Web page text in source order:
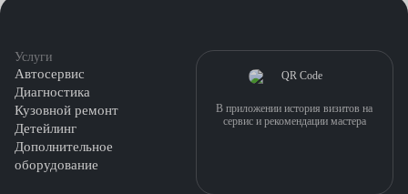
Услуги
Автосервис
Диагностика
Кузовной ремонт
Детейлинг
Дополнительное
оборудование
В приложении история визитов на
сервис и рекомендации мастера